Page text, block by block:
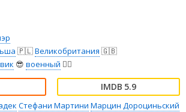
🇵🇱Великобритания 🇬🇧
😎 военный 👨‍✈️
5.9
Стефани Мартини Марцин Дороциньский